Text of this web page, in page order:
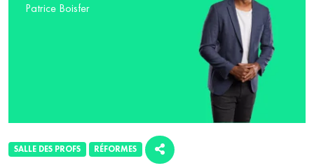
SALLE DES PROFS RÉFORMES
Patrice Boisfer